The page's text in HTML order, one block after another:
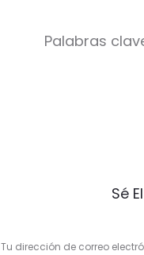
Palabras
Sé
Tu dirección de correo